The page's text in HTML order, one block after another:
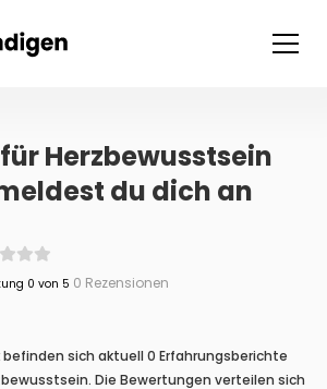
Herzbewusstsein
du dich an
0 von 5 0 Rezensionen
sich aktuell 0 Erfahrungsberichte
Die Bewertungen verteilen sich